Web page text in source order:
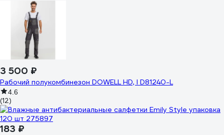
3 500 ₽
Рабочий полукомбинезон DOWELL HD, l D81240-L
4.6
(12)
183 ₽